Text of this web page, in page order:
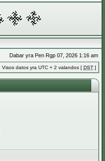
Dabar yra Pen Rgp 07, 2026 1:16 am
Visos datos yra UTC + 2 valandos [ DST ]